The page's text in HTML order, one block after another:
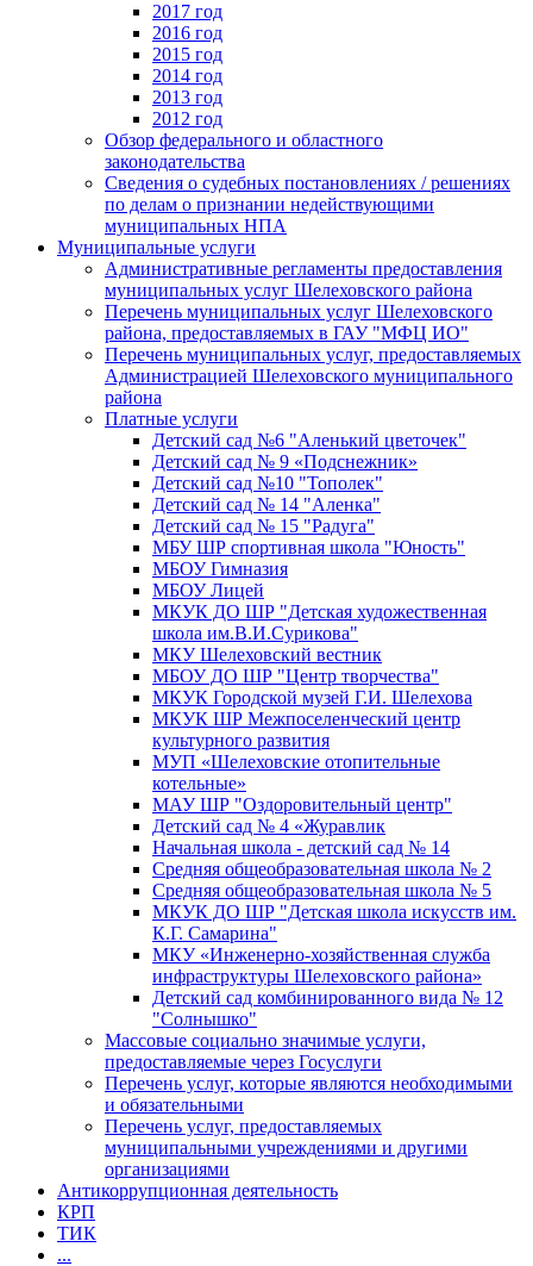
2017 год
2016 год
2015 год
2014 год
2013 год
2012 год
Обзор федерального и областного
законодательства
Сведения о судебных постановлениях / решениях
по делам о признании недействующими
муниципальных НПА
Муниципальные услуги
Административные регламенты предоставления
муниципальных услуг Шелеховского района
Перечень муниципальных услуг Шелеховского
района, предоставляемых в ГАУ "МФЦ ИО"
Перечень муниципальных услуг, предоставляемых
Администрацией Шелеховского муниципального
района
Платные услуги
Детский сад №6 "Аленький цветочек"
Детский сад № 9 «Подснежник»
Детский сад №10 "Тополек"
Детский сад № 14 "Аленка"
Детский сад № 15 "Радуга"
МБУ ШР спортивная школа "Юность"
МБОУ Гимназия
МБОУ Лицей
МКУК ДО ШР "Детская художественная
школа им.В.И.Сурикова"
МКУ Шелеховский вестник
МБОУ ДО ШР "Центр творчества"
МКУК Городской музей Г.И. Шелехова
МКУК ШР Межпоселенческий центр
культурного развития
МУП «Шелеховские отопительные
котельные»
МАУ ШР "Оздоровительный центр"
Детский сад № 4 «Журавлик
Начальная школа - детский сад № 14
Средняя общеобразовательная школа № 2
Средняя общеобразовательная школа № 5
МКУК ДО ШР "Детская школа искусств им.
К.Г. Самарина"
МКУ «Инженерно-хозяйственная служба
инфраструктуры Шелеховского района»
Детский сад комбинированного вида № 12
"Солнышко"
Массовые социально значимые услуги,
предоставляемые через Госуслуги
Перечень услуг, которые являются необходимыми
и обязательными
Перечень услуг, предоставляемых
муниципальными учреждениями и другими
организациями
Антикоррупционная деятельность
КРП
ТИК
...